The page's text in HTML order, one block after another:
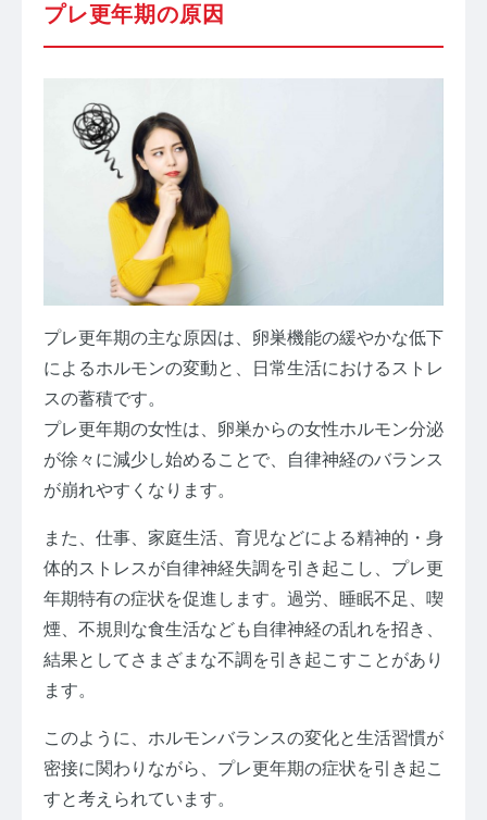
プレ更年期の原因
プレ更年期の主な原因は、卵巣機能の緩やかな低下
によるホルモンの変動と、日常生活におけるストレ
スの蓄積です。
プレ更年期の女性は、卵巣からの女性ホルモン分泌
が徐々に減少し始めることで、自律神経のバランス
が崩れやすくなります。
また、仕事、家庭生活、育児などによる精神的・身
体的ストレスが自律神経失調を引き起こし、プレ更
年期特有の症状を促進します。過労、睡眠不足、喫
煙、不規則な食生活なども自律神経の乱れを招き、
結果としてさまざまな不調を引き起こすことがあり
ます。
このように、ホルモンバランスの変化と生活習慣が
密接に関わりながら、プレ更年期の症状を引き起こ
すと考えられています。